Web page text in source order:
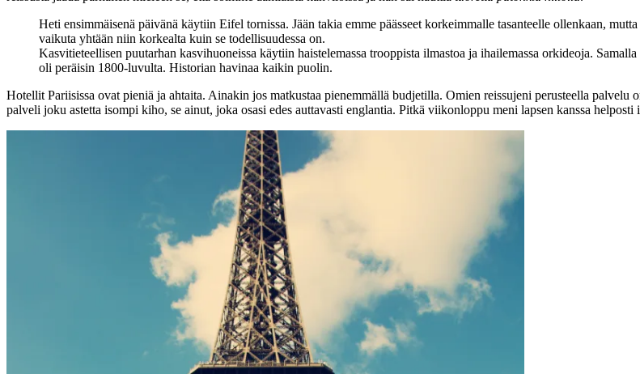
Heti ensimmäisenä päivänä käytiin Eifel tornissa. Jään takia emme päässeet korkeimmalle tasanteelle ollenkaan,
vaikuta yhtään niin korkealta kuin se todellisuudessa on.
Kasvitieteellisen puutarhan kasvihuoneissa käytiin haistelemassa trooppista ilmastoa ja ihailemassa orkideoja.
oli peräisin 1800-luvulta. Historian havinaa kaikin puolin.
Hotellit Pariisissa ovat pieniä ja ahtaita. Ainakin jos matkustaa pienemmällä budjetilla. Omien reissujeni perusteella
palveli joku astetta isompi kiho, se ainut, joka osasi edes auttavasti englantia. Pitkä viikonloppu meni lapsen kanssa helposti